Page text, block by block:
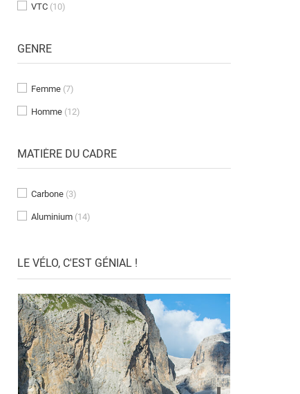
VTC (10)
GENRE
Femme (7)
Homme (12)
MATIÈRE DU CADRE
Carbone (3)
Aluminium (14)
LE VÉLO, C'EST GÉNIAL !
DÉCOUVREZ NOS VÉLOS TOUS TERRAINS